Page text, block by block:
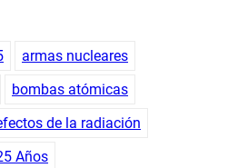
armas nucleares
bombas atómicas
de la radiación
Años